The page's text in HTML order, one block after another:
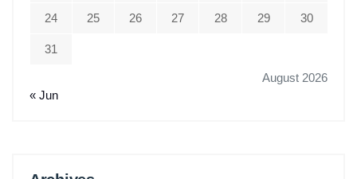
August 2026
24 25 26 27 28 29 30
31
« Jun